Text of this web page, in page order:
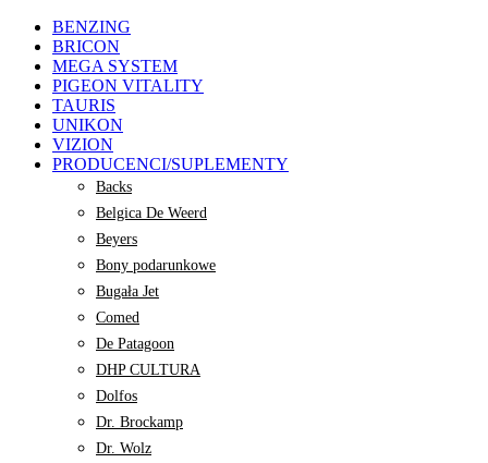
BENZING
BRICON
MEGA SYSTEM
PIGEON VITALITY
TAURIS
UNIKON
VIZION
PRODUCENCI/SUPLEMENTY
Backs
Belgica De Weerd
Beyers
Bony podarunkowe
Bugała Jet
Comed
De Patagoon
DHP CULTURA
Dolfos
Dr. Brockamp
Dr. Wolz